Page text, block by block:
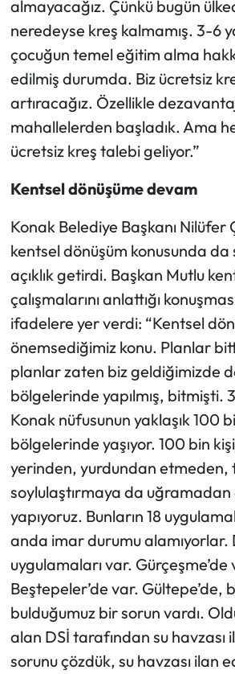
almayacağız. Çünkü bugün
neredeyse kreş kalmamış. 3-6
çocuğun temel eğitim alma
edilmiş durumda. Biz ücretsiz
artıracağız. Özellikle
mahallelerden başladık. Ama
ücretsiz kreş talebi geliyor.”
Kentsel dönüşüme devam
Konak Belediye Başkanı Nilüfer
kentsel dönüşüm konusunda
açıklık getirdi. Başkan Mutlu
çalışmalarını anlattığı
ifadelere yer verdi: “Kentsel
önemsediğimiz konu. Planlar
planlar zaten biz geldiğimizde
bölgelerinde yapılmış, bitmişti.
Konak nüfusunun yaklaşık 100
bölgelerinde yaşıyor. 100 bin
yerinden, yurdundan etmeden,
soylulaştırmaya da uğramadan
yapıyoruz. Bunların 18
anda imar durumu alamıyorlar.
uygulamaları var. Gürçeşme’de
Beştepeler’de var. Gültepe’de,
bulduğumuz bir sorun vardı.
alan DSİ tarafından su havzası
sorunu çözdük, su havzası ilan